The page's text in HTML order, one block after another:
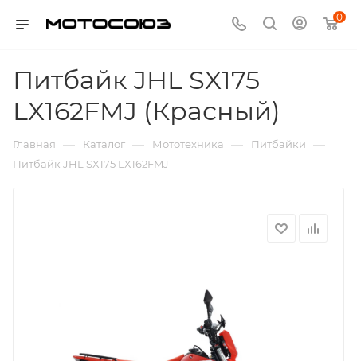
0
Питбайк JHL SX175
LX162FMJ (Красный)
Главная — Каталог — Мототехника — Питбайки —
Питбайк JHL SX175 LX162FMJ